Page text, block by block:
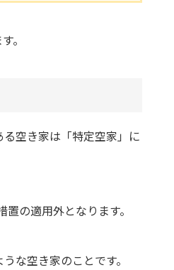
。
空き家は「特定空家」に
の適用外となります。
な空き家のことです。